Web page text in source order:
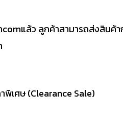
แล้ว ลูกค้าสามารถส่งสิน
พิเศษ (Clearance Sale)